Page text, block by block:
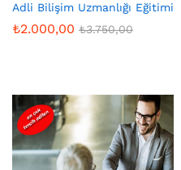
Adli Bilişim Uzmanlığı Eğitimi
₺2.000,00 ₺3.750,00